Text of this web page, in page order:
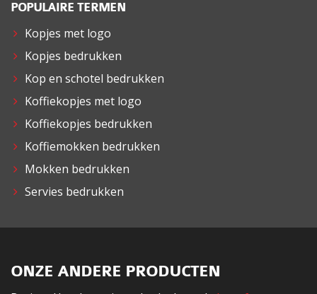
POPULAIRE TERMEN
Kopjes met logo
Kopjes bedrukken
Kop en schotel bedrukken
Koffiekopjes met logo
Koffiekopjes bedrukken
Koffiemokken bedrukken
Mokken bedrukken
Servies bedrukken
ONZE ANDERE PRODUCTEN